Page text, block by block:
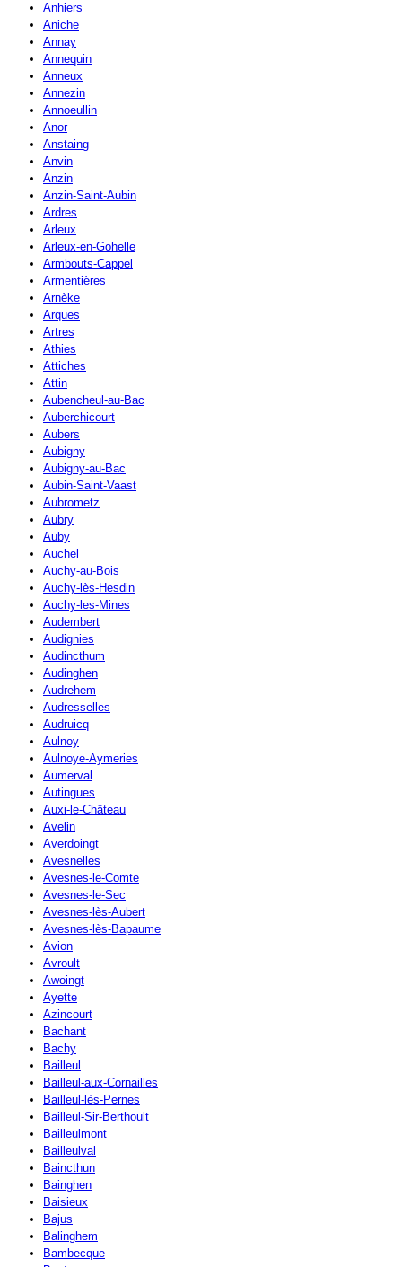
Anhiers
Aniche
Annay
Annequin
Anneux
Annezin
Annoeullin
Anor
Anstaing
Anvin
Anzin
Anzin-Saint-Aubin
Ardres
Arleux
Arleux-en-Gohelle
Armbouts-Cappel
Armentières
Arnèke
Arques
Artres
Athies
Attiches
Attin
Aubencheul-au-Bac
Auberchicourt
Aubers
Aubigny
Aubigny-au-Bac
Aubin-Saint-Vaast
Aubrometz
Aubry
Auby
Auchel
Auchy-au-Bois
Auchy-lès-Hesdin
Auchy-les-Mines
Audembert
Audignies
Audincthum
Audinghen
Audrehem
Audresselles
Audruicq
Aulnoy
Aulnoye-Aymeries
Aumerval
Autingues
Auxi-le-Château
Avelin
Averdoingt
Avesnelles
Avesnes-le-Comte
Avesnes-le-Sec
Avesnes-lès-Aubert
Avesnes-lès-Bapaume
Avion
Avroult
Awoingt
Ayette
Azincourt
Bachant
Bachy
Bailleul
Bailleul-aux-Cornailles
Bailleul-lès-Pernes
Bailleul-Sir-Berthoult
Bailleulmont
Bailleulval
Baincthun
Bainghen
Baisieux
Bajus
Balinghem
Bambecque